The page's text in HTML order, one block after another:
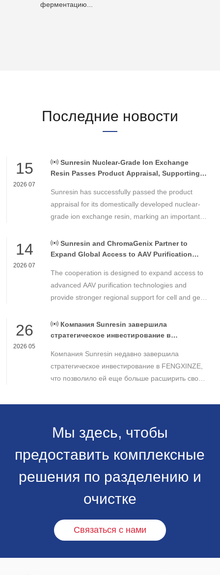
ферментацию...
Последние новости
15
2026 07
Sunresin Nuclear-Grade Ion Exchange
Resin Passes Product Appraisal, Supporting
Control
Sunresin has successfully passed the product
appraisal for its domestically developed nuclear-
grade ion exchange resin, marking an important
chemical materials for nuclear power applications.
14
2026 07
Sunresin and ChromaGenix Partner to
Expand Global Access to AAV Purification
The cooperation is designed to expand access to
advanced AAV purification technologies and
provide stronger regional support for cell and gene
Americas.
26
2026 05
Компания Sunresin завершила
стратегическое инвестирование в
бизнеса в области промышленной
хроматографии.
Компания Sunresin недавно завершила
стратегическое инвестирование в FENGXINZE,
что позволило ей еще больше расширить свое
хроматографии и укрепить свои позиции в
биологических науках.
Мы здесь, чтобы
предоставить комплексные
решения по разделению и
очистке
Связаться с нами